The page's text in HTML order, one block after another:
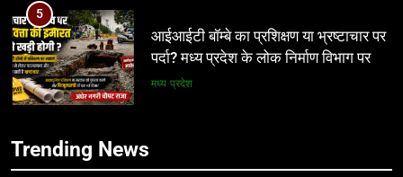
6
नवनियुक्त भाजयुमो जिला अध्यक्ष का वरिष्ठ
नेतृत्व के सान्निध्य और हजारों युवाओं के समक्ष
पदभार ग्रहण समारोह कल
अन्य
Trending News
5
आईआईटी बॉम्बे का प्रशिक्षण या भ्रष्टाचार पर
पर्दा? मध्य प्रदेश के लोक निर्माण विभाग पर
6